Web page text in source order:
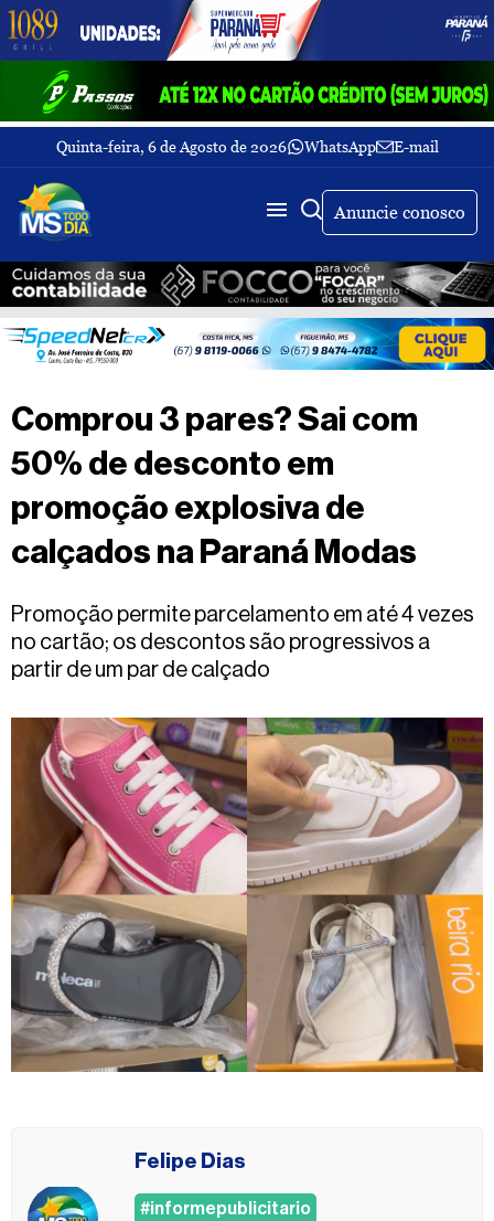
Quinta-feira, 6 de Agosto de 2026 WhatsApp E-mail
Fechar Menu
Últimas
notícias
Galeria
de
fotos
Sobre
Nós
TV
MS
dia
Fale
conosco
Anuncie conosco
Buscar
Comprou 3 pares? Sai com
50% de desconto em
promoção explosiva de
calçados na Paraná Modas
Promoção permite parcelamento em até 4 vezes
no cartão; os descontos são progressivos a
partir de um par de calçado
Felipe Dias
#informepublicitario